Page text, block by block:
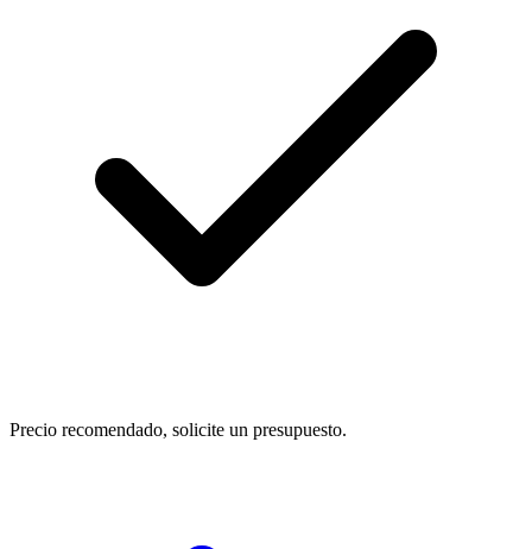
Precio recomendado, solicite un presupuesto.